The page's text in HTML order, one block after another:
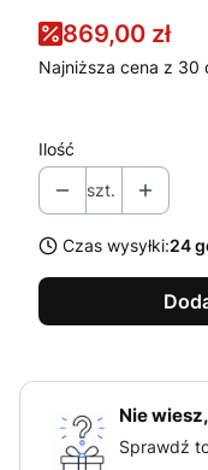
869,00 zł
Najniższa cena z 30
Ilość
szt.
Czas wysyłki:24
Nie
Sprawdź